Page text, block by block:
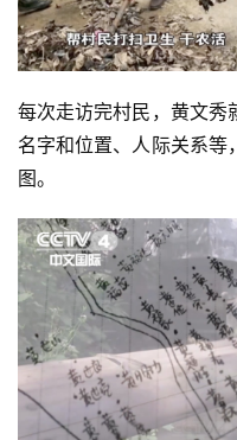
每次走访完村民，黄文秀
名字和位置、人际关系等
图。